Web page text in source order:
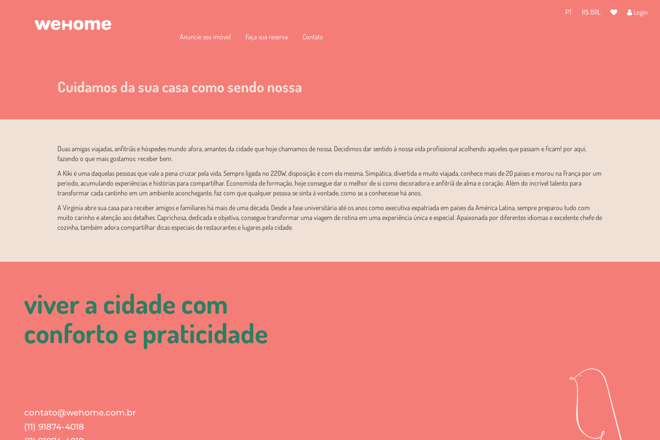
PT R$ BRL Login
Anuncie seu imóvel Faça sua reserva Contato
Cuidamos da sua casa como sendo nossa
Duas amigas viajadas, anfitriãs e hóspedes mundo afora, amantes da cidade que hoje chamamos de nossa. Decidimos dar sentido à nossa vida profissional acolhendo aqueles que passam e ficam! por aqui,
fazendo o que mais gostamos: receber bem.
A Kiki é uma daquelas pessoas que vale a pena cruzar pela vida. Sempre ligada no 220W, disposição é com ela mesma. Simpática, divertida e muito viajada, conhece mais de 20 países e morou na França por um
período, acumulando experiências e histórias para compartilhar. Economista de formação, hoje consegue dar o melhor de si como decoradora e anfitriã de alma e coração. Além do incrível talento para
transformar cada cantinho em um ambiente aconchegante, faz com que qualquer pessoa se sinta à vontade, como se a conhecesse há anos.
A Virginia abre sua casa para receber amigos e familiares há mais de uma década. Desde a fase universitária até os anos como executiva expatriada em países da América Latina, sempre preparou tudo com
muito carinho e atenção aos detalhes. Caprichosa, dedicada e objetiva, consegue transformar uma viagem de rotina em uma experiência única e especial. Apaixonada por diferentes idiomas e excelente chefe de
cozinha, também adora compartilhar dicas especiais de restaurantes e lugares pela cidade.
viver a cidade com
conforto e praticidade
contato@wehome.com.br
(11) 91874-4018